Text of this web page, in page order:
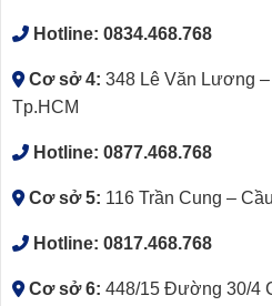
Hotline: 0834.468.768
Cơ sở 4: 348 Lê Văn Lương
Tp.HCM
Hotline: 0877.468.768
Cơ sở 5: 116 Trần Cung –
Hotline: 0817.468.768
Cơ sở 6: 448/15 Đường 30/4